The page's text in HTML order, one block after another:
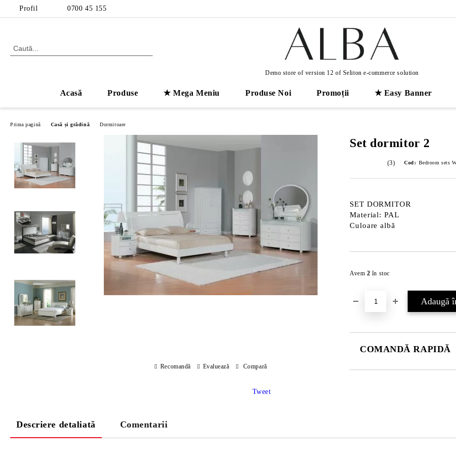
Profil 0700 45 155
Demo store of version 12 of Seliton e-commerce solution
Acasă Produse ★ Mega Meniu Produse Noi Promoții ★ Easy Banner
Prima pagină Casă și grădină Dormitoare
Set dormitor 2
(3) Cod: Bedroom sets
SET DORMITOR
Material: PAL
Culoare albă
Avem 2 în stoc
COMANDĂ RAPIDĂ
Recomandă Evaluează Compară
Tweet
Descriere detaliată Comentarii